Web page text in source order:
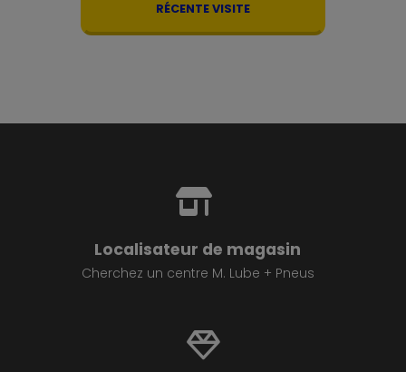
RÉCENTE VISITE
Localisateur de magasin
Cherchez un centre M. Lube + Pneus